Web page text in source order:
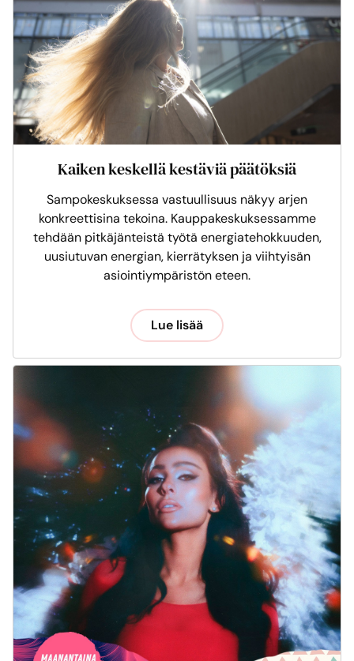
Kaiken keskellä kestäviä päätöksiä
Sampokeskuksessa vastuullisuus näkyy arjen
konkreettisina tekoina. Kauppakeskuksessamme
tehdään pitkäjänteistä työtä energiatehokkuuden,
uusiutuvan energian, kierrätyksen ja viihtyisän
asiointiympäristön eteen.
Lue lisää